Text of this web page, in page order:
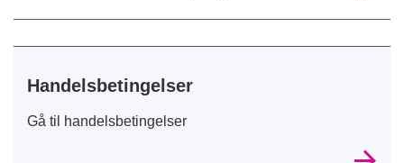
Handelsbetingelser
Gå til handelsbetingelser